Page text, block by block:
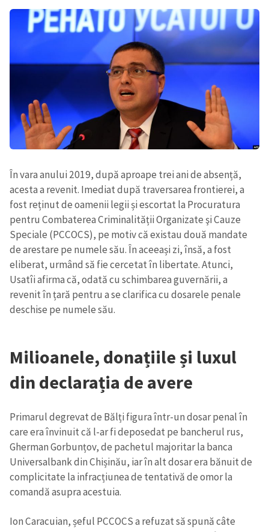
În vara anului 2019, după aproape trei ani de absență,
acesta a revenit. Imediat după traversarea frontierei, a
fost reținut de oamenii legii și escortat la Procuratura
pentru Combaterea Criminalității Organizate şi Cauze
Speciale (PCCOCS), pe motiv că existau două mandate
de arestare pe numele său. În aceeași zi, însă, a fost
eliberat, urmând să fie cercetat în libertate. Atunci,
Usatîi afirma că, odată cu schimbarea guvernării, a
revenit în țară pentru a se clarifica cu dosarele penale
deschise pe numele său.
Milioanele, donațiile și luxul
din declarația de avere
Primarul degrevat de Bălți figura într-un dosar penal în
care era învinuit că l-ar fi deposedat pe bancherul rus,
Gherman Gorbunțov, de pachetul majoritar la banca
Universalbank din Chișinău, iar în alt dosar era bănuit de
complicitate la infracțiunea de tentativă de omor la
comandă asupra acestuia.
Ion Caracuian, șeful PCCOCS a refuzat să spună câte